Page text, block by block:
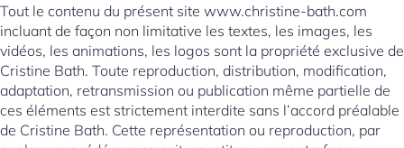
Tout le contenu du présent site www.christine-bath.com
incluant de façon non limitative les textes, les images, les
vidéos, les animations, les logos sont la propriété exclusive de
Cristine Bath. Toute reproduction, distribution, modification,
adaptation, retransmission ou publication même partielle de
ces éléments est strictement interdite sans l’accord préalable
de Cristine Bath. Cette représentation ou reproduction, par